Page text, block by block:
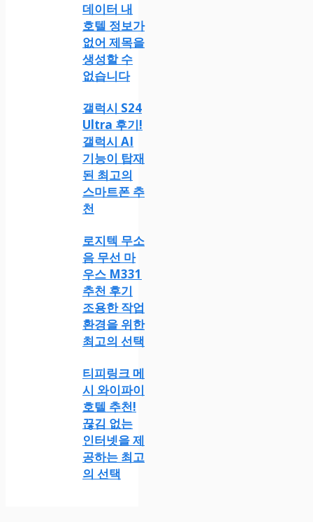
데이터 내
호텔 정보가
없어 제목을
생성할 수
없습니다
갤럭시 S24
Ultra 후기!
갤럭시 AI
기능이 탑재
된 최고의
스마트폰 추
천
로지텍 무소
음 무선 마
우스 M331
추천 후기
조용한 작업
환경을 위한
최고의 선택
티피링크 메
시 와이파이
호텔 추천!
끊김 없는
인터넷을 제
공하는 최고
의 선택